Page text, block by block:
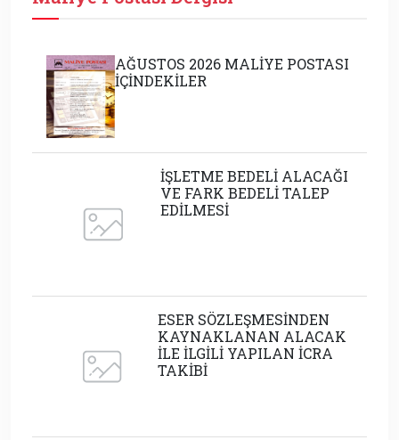
AĞUSTOS 2026 MALİYE POSTASI
İÇİNDEKİLER
İŞLETME BEDELİ ALACAĞI
VE FARK BEDELİ TALEP
EDİLMESİ
ESER SÖZLEŞMESİNDEN
KAYNAKLANAN ALACAK
İLE İLGİLİ YAPILAN İCRA
TAKİBİ